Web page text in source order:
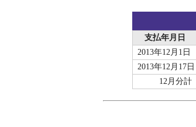
支払年月日
2013年12月1日
2013年12月17日
12月分計